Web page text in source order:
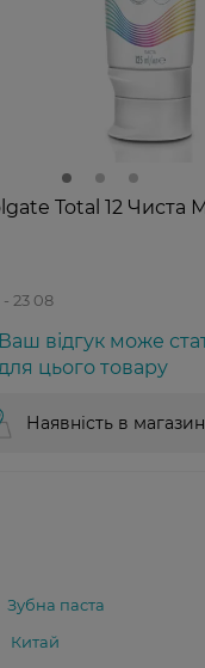
Total 12 Чиста
23 08
Ваш відгук може
цього товару
Наявність в
Зубна паста
Китай